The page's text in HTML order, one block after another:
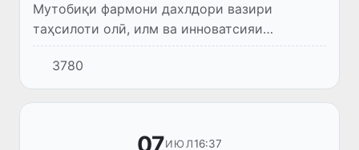
Мутобиқи фармони дахлдори вазири
таҳсилоти олӣ, илм ва инноватсияи
Ҷумҳурии Ӯзбекистон, холҳои гузариши
имтиҳонҳои махсус барои интиқоли
донишҷӯён аз муассисаҳои таҳсилоти олии
3780
07ИЮЛ16:37